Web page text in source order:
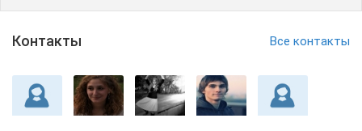
Контакты Все контакты